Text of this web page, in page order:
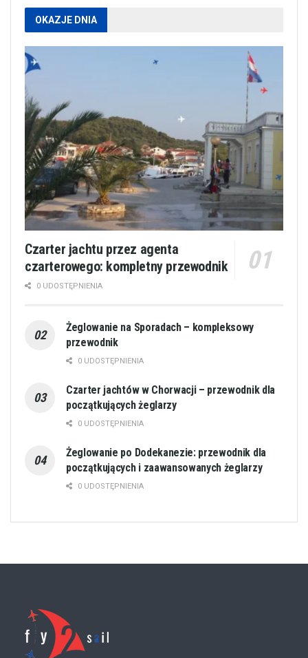
OKAZJE DNIA
Czarter jachtu przez agenta
czarterowego: kompletny przewodnik
0 UDOSTĘPNIENIA
Żeglowanie na Sporadach – kompleksowy
przewodnik
0 UDOSTĘPNIENIA
Czarter jachtów w Chorwacji – przewodnik dla
początkujących żeglarzy
0 UDOSTĘPNIENIA
Żeglowanie po Dodekanezie: przewodnik dla
początkujących i zaawansowanych żeglarzy
0 UDOSTĘPNIENIA